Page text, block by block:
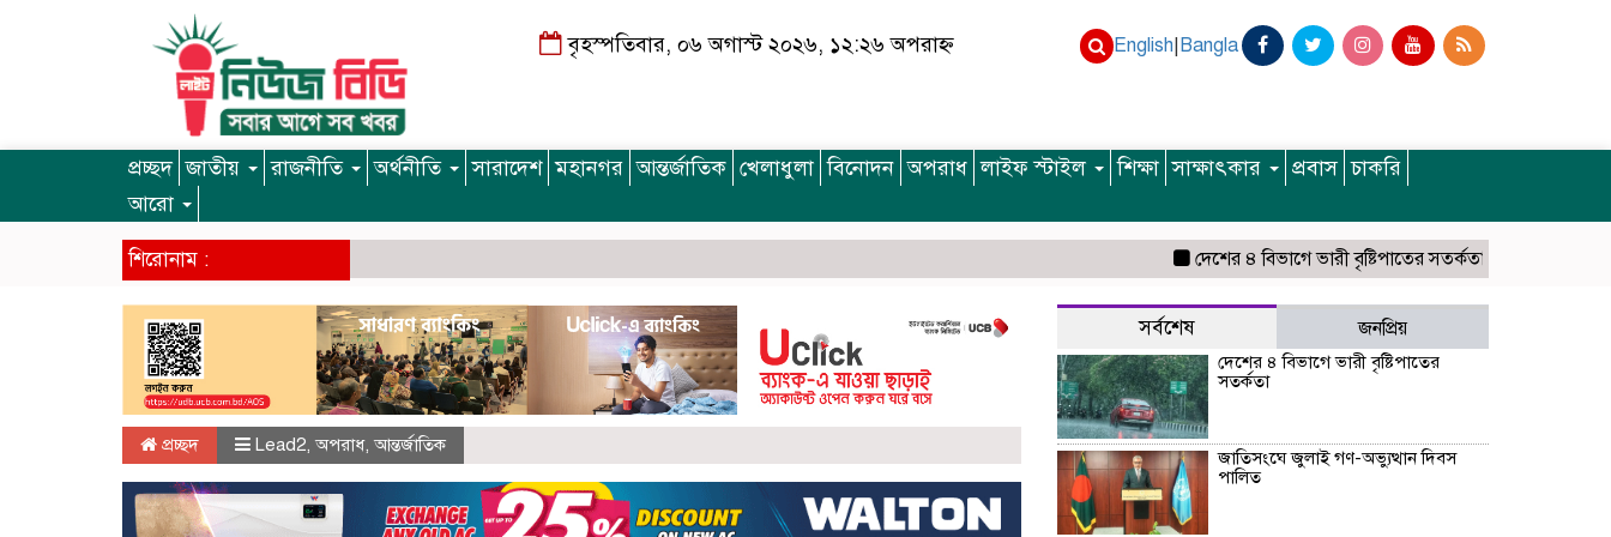
বৃহস্পতিবার, ০৬ অগাস্ট ২০২৬, ১২:২৬ অপরাহ্ন English Bangla
প্রচ্ছদ জাতীয় রাজনীতি অর্থনীতি সারাদেশ মহানগর আন্তর্জাতিক খেলাধুলা বিনোদন অপরাধ লাইফ স্টাইল শিক্ষা সাক্ষাৎকার প্রবাস চাকরি
আরো
শিরোনাম : দেশের ৪ বিভাগে ভারী বৃষ্টিপাতের সতর্কতা জাতিসংঘে জুলাই গণ-
প্রচ্ছদ Lead2, অপরাধ, আন্তর্জাতিক
সর্বশেষ জনপ্রিয়
দেশের ৪ বিভাগে ভারী বৃষ্টিপাতের
সতর্কতা
জাতিসংঘে জুলাই গণ-অভ্যুত্থান দিবস
পালিত